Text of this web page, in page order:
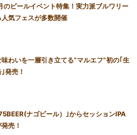
ビールイベント特集！実力派ブルワリー
気フェスが多数開催
味わいを一層引き立てる“マルエフ”初の｢生
発売！
ナゴビール）｣からセッションIPA
売！